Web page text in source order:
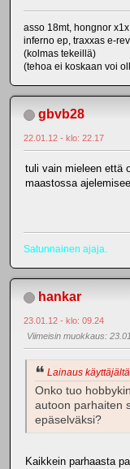
asso 18mt, hongnor
inferno ep, traxxas e-
(kolmas tekeillä)
(tehoa ei koskaan voi
gbvb28
22.01.12 - klo: 22.17
tuli vain mieleen että
maastossa
Satunnainen ajaja.
hankar
23.01.12 - klo: 09.24
Viimeisin muokkaus:
Lainaus
Onko tuo
autoon parhaiten
epäselväksi?
Kaikkein parhaasta